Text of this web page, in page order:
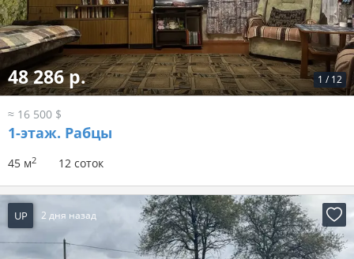
1 / 12
48 286 р.
≈ 16 500 $
1-этаж. Рабцы
45 м2 12 соток
UP 2 дня назад